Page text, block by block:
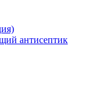
антисептик